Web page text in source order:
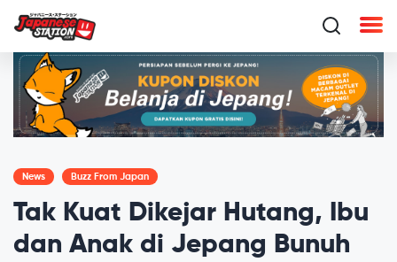
News Buzz From Japan
Tak Kuat Dikejar Hutang, Ibu
dan Anak di Jepang Bunuh